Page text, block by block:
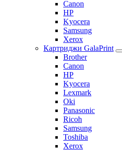
Canon
HP
Kyocera
Samsung
Xerox
Картриджи GalaPrint
Brother
Canon
HP
Kyocera
Lexmark
Oki
Panasonic
Ricoh
Samsung
Toshiba
Xerox